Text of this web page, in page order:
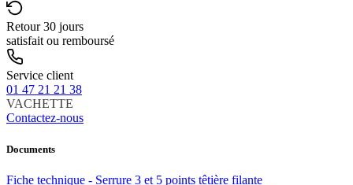
Retour 30 jours
satisfait ou remboursé
Service client
01 47 21 21 38
VACHETTE
Contactez-nous
Documents
Fiche technique - Serrure 3 et 5 points têtière filante